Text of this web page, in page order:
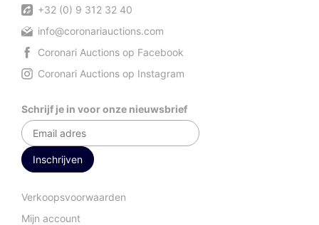
+32 (0) 9 312 32 40
info@coronariauctions.com
Coronari Auctions op Facebook
Coronari Auctions op Instagram
Schrijf je in voor onze nieuwsbrief
Verkoopsvoorwaarden
Mijn account